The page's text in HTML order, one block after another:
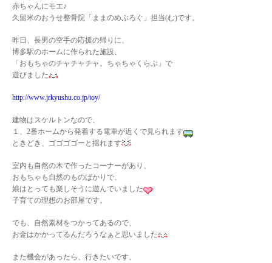
赤ちゃんにモエ♪
久留米のおうせ整骨院「ままのめぶろぐ」担当(む)です。
昨日、長男の空手の応援の帰りに、
博多駅のホームに作られた施設、
「おもちゃのチャチャチャ。ちゃちゃくらぶ」で
遊びました
http://www.jrkyushu.co.jp/toy/
建物はスケルトンなので、
１、2番ホームから発着する電車が近くで見られます
ときどき、ゴゴゴゴーと揺れます
室内も自然の木で作ったコーナーがあり、
おもちゃも自然のものばかりで、
娘はとっても楽しそうに遊んでいました
子育ての理想のお部屋です。
でも、自然素材をつかってあるので、
お金はかかってるんだろうなぁと思いました
また機会があったら、行きたいです。